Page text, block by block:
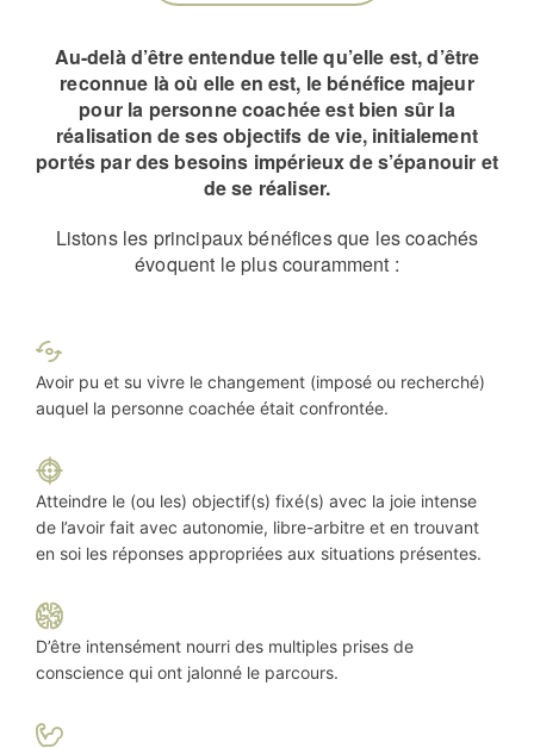
Au-delà d’être entendue telle qu’elle est, d’être
reconnue là où elle en est, le bénéfice majeur
pour la personne coachée est bien sûr la
réalisation de ses objectifs de vie, initialement
portés par des besoins impérieux de s’épanouir et
de se réaliser.
Listons les principaux bénéfices que les coachés
évoquent le plus couramment :
Avoir pu et su vivre le changement (imposé ou recherché)
auquel la personne coachée était confrontée.
Atteindre le (ou les) objectif(s) fixé(s) avec la joie intense
de l’avoir fait avec autonomie, libre-arbitre et en trouvant
en soi les réponses appropriées aux situations présentes.
D’être intensément nourri des multiples prises de
conscience qui ont jalonné le parcours.